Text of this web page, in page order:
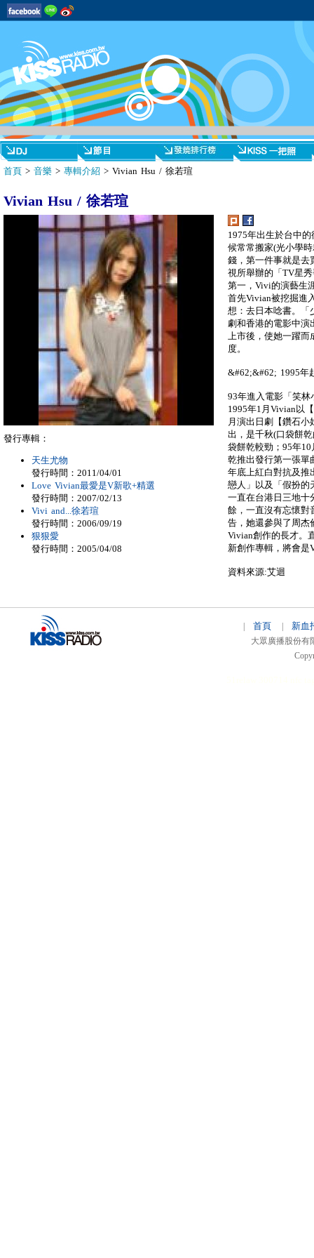
首頁 > 音樂 > 專輯介紹 > Vivian Hsu / 徐若瑄
Vivian Hsu / 徐若瑄
1975年出生於台中
候常常搬家(光小學
錢，第一件事就是去
視所舉辦的「TV星
第一，Vivi的演藝生
首先Vivian被挖掘進
想：去日本唸書。「
劇和香港的電影中演
上市後，使她一躍而
度。
&#62;&#62; 1995年
93年進入電影「笑
1995年1月Vivian以
月演出日劇【鑽石
出，是千秋(口袋餅
袋餅乾較勁；95年
乾推出發行第一張單
年底上紅白對抗及推
戀人」以及「假扮的
一直在台港日三地十
餘，一直沒有忘懷對
告，她還參與了周杰
Vivian創作的長才。
新創作專輯，將會是
資料來源:艾迴
發行專輯：
天生尤物
發行時間：2011/04/01
Love Vivian最愛是V新歌+精選
發行時間：2007/02/13
Vivi and...徐若瑄
發行時間：2006/09/19
狠狠愛
發行時間：2005/04/08
首頁 新血
大眾廣播股份有